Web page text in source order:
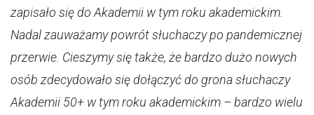
zapisało się do Akademii w tym roku akademickim.
Nadal zauważamy powrót słuchaczy po pandemicznej
przerwie. Cieszymy się także, że bardzo dużo nowych
osób zdecydowało się dołączyć do grona słuchaczy
Akademii 50+ w tym roku akademickim – bardzo wielu